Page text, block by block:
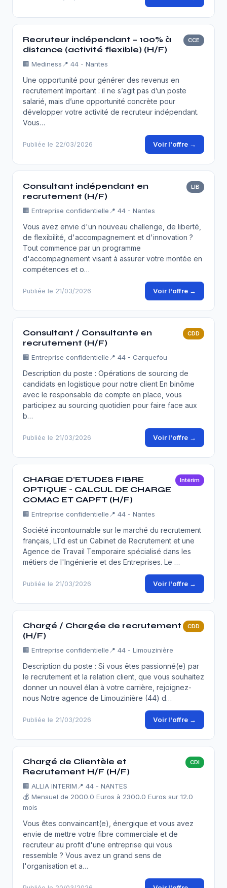
Recruteur indépendant – 100% à
distance (activité flexible) (H/F)
CCE
🏢 Mediness 📍 44 - Nantes
Une opportunité pour générer des revenus en
recrutement Important : il ne s’agit pas d’un poste
salarié, mais d’une opportunité concrète pour
développer votre activité de recruteur indépendant.
Vous…
Publiée le 22/03/2026 Voir l'offre →
Consultant indépendant en
recrutement (H/F)
LIB
🏢 Entreprise confidentielle 📍 44 - Nantes
Vous avez envie d'un nouveau challenge, de liberté,
de flexibilité, d'accompagnement et d'innovation ?
Tout commence par un programme
d'accompagnement visant à assurer votre montée en
compétences et o…
Publiée le 21/03/2026 Voir l'offre →
Consultant / Consultante en
recrutement (H/F)
CDD
🏢 Entreprise confidentielle 📍 44 - Carquefou
Description du poste : Opérations de sourcing de
candidats en logistique pour notre client En binôme
avec le responsable de compte en place, vous
participez au sourcing quotidien pour faire face aux
b…
Publiée le 21/03/2026 Voir l'offre →
CHARGE D'ETUDES FIBRE
OPTIQUE - CALCUL DE CHARGE
COMAC ET CAPFT (H/F)
Intérim
🏢 Entreprise confidentielle 📍 44 - Nantes
Société incontournable sur le marché du recrutement
français, LTd est un Cabinet de Recrutement et une
Agence de Travail Temporaire spécialisé dans les
métiers de l'Ingénierie et des Entreprises. Le …
Publiée le 21/03/2026 Voir l'offre →
Chargé / Chargée de recrutement
(H/F)
CDD
🏢 Entreprise confidentielle 📍 44 - Limouzinière
Description du poste : Si vous êtes passionné(e) par
le recrutement et la relation client, que vous souhaitez
donner un nouvel élan à votre carrière, rejoignez-
nous Notre agence de Limouzinière (44) d…
Publiée le 21/03/2026 Voir l'offre →
Chargé de Clientèle et
Recrutement H/F (H/F)
CDI
🏢 ALLIA INTERIM 📍 44 - NANTES
💰 Mensuel de 2000.0 Euros à 2300.0 Euros sur 12.0
mois
Vous êtes convaincant(e), énergique et vous avez
envie de mettre votre fibre commerciale et de
recruteur au profit d'une entreprise qui vous
ressemble ? Vous avez un grand sens de
l'organisation et a…